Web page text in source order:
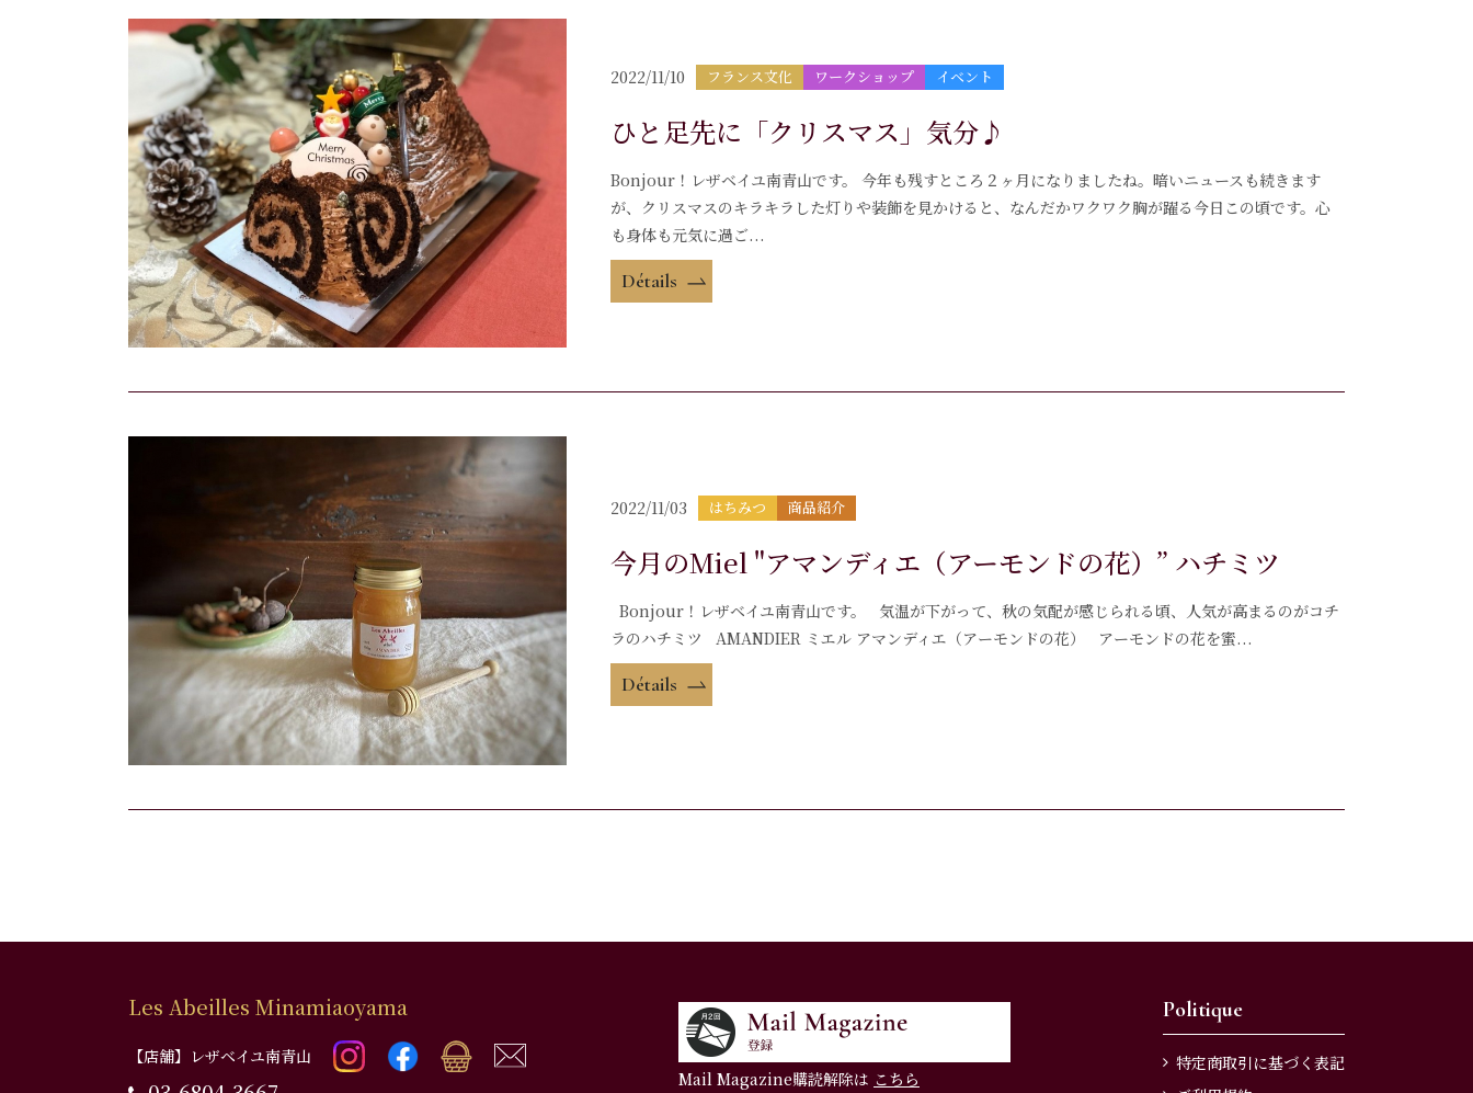
2022/11/10 フランス文化 ワークショップ イベント
ひと足先に「クリスマス」気分♪
Bonjour！レザベイユ南青山です。 今年も残すところ２ヶ月になりましたね。暗いニュースも続きます
が、クリスマスのキラキラした灯りや装飾を見かけると、なんだかワクワク胸が躍る今日この頃です。心
も身体も元気に過ご...
Détails
2022/11/03 はちみつ 商品紹介
今月のMiel "アマンディエ（アーモンドの花）” ハチミツ
Bonjour！レザベイユ南青山です。 気温が下がって、秋の気配が感じられる頃、人気が高まるのがコチ
ラのハチミツ AMANDIER ミエル アマンディエ（アーモンドの花） アーモンドの花を蜜...
Détails
Les Abeilles Minamiaoyama
【店舗】レザベイユ南青山
Mail Magazine購読解除は こちら
Politique
特定商取引に基づく表記